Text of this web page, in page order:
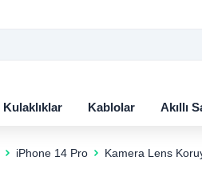
Kulaklıklar Kablolar Akıllı
iPhone 14 Pro Kamera Lens